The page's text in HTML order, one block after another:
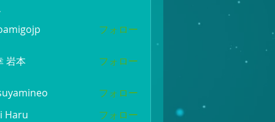
フォロー
岩本 フォロー
フォロー
Haru
フォロー